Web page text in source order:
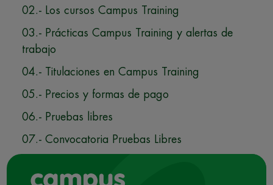
02.- Los cursos Campus Training
03.- Prácticas Campus Training y alertas de
trabajo
04.- Titulaciones en Campus Training
05.- Precios y formas de pago
06.- Pruebas libres
07.- Convocatoria Pruebas Libres